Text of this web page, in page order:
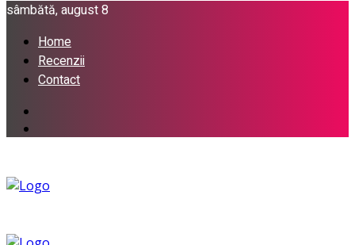
sâmbătă, august 8
Home
Recenzii
Contact